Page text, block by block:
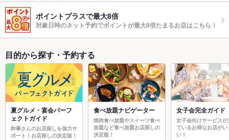
ポイントプラスで最大8倍
対象日時のネット予約でポイントが最大8倍たまるお店はこちら！
目的から探す・予約する
夏グルメ・宴会パーフ
ェクトガイド
幹事さんのお店探しを強力サ
ポート！お店探しの決定版！
食べ放題ナビゲーター
焼肉食べ放題やスイーツ食べ
放題など食べ放題お店探しの
決定版！
女子会完全ガイド
女子会向けサービスが
ているお得なお店がい
い！